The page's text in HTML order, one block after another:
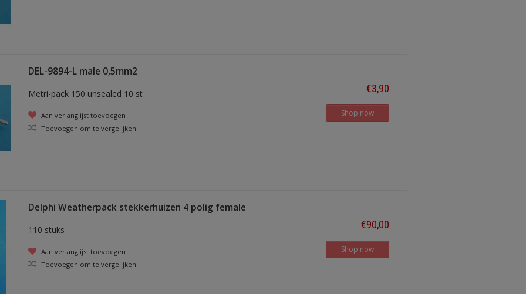
DEL-9894-L male 0,5mm2
Metri-pack 150 unsealed 10 st
Aan verlanglijst toevoegen
Toevoegen om te vergelijken
€3,90
Shop now
Delphi Weatherpack stekkerhuizen 4 polig female
110 stuks
Aan verlanglijst toevoegen
Toevoegen om te vergelijken
€90,00
Shop now